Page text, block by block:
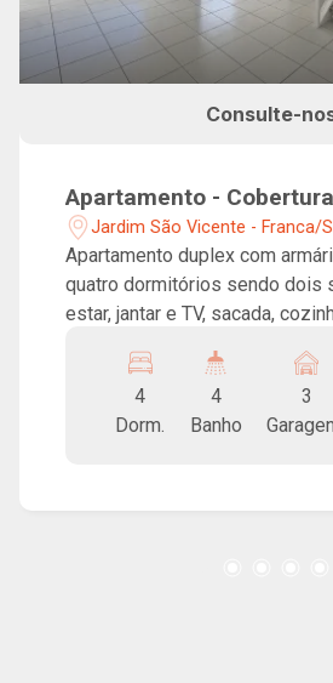
Consulte-
Apartamento - Cobertura
Jardim São Vicente - Franca/
Apartamento duplex com
quatro dormitórios sendo dois
estar, jantar e TV, sacada,
garagem. Prédio com portaria 24h, academia,
coworking e localização
Centro da cidade!
4
Dorm.
4
Banho
3